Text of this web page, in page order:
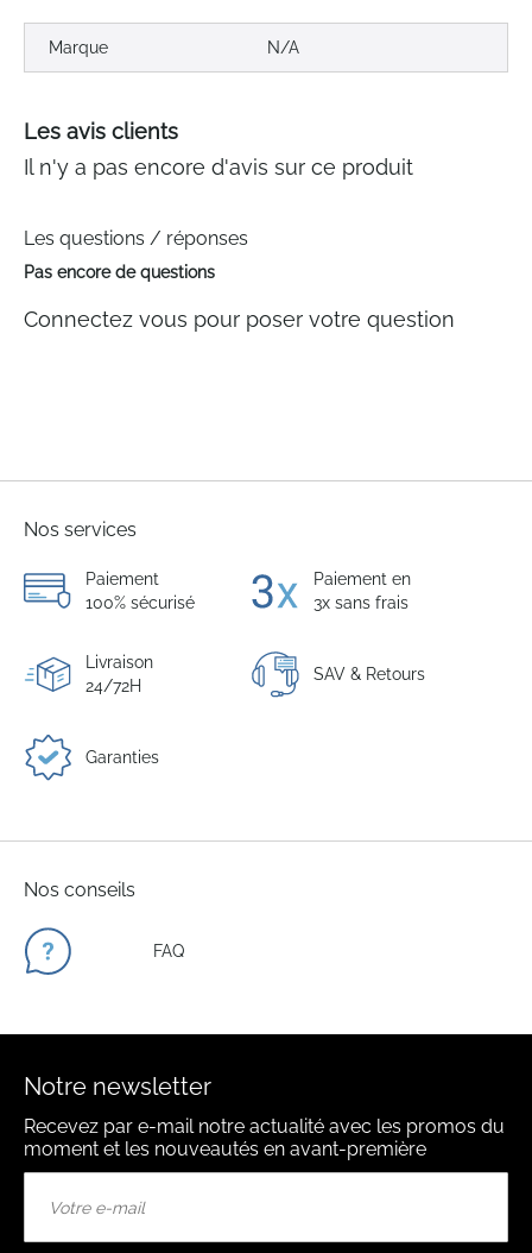
Marque N/A
Les avis clients
Il n'y a pas encore d'avis sur ce produit
Les questions / réponses
Pas encore de questions
Connectez vous pour poser votre question
Nos services
Paiement
100% sécurisé
Paiement en
3x sans frais
Livraison
24/72H
SAV & Retours
Garanties
Nos conseils
FAQ
Notre newsletter
Recevez par e-mail notre actualité avec les promos du
moment et les nouveautés en avant-première